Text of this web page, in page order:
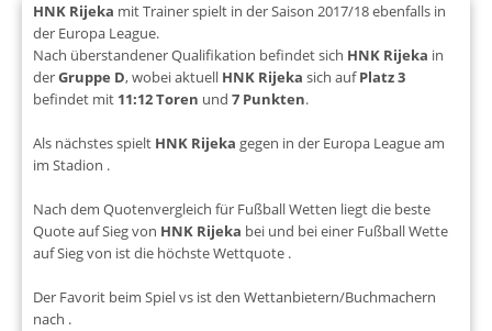
HNK Rijeka mit Trainerspielt in der Saison 2017/18 ebenfalls in
der Europa League.
Nach überstandener Qualifikation befindet sich HNK Rijeka in
derGruppe D, wobei aktuell HNK Rijeka sich aufPlatz 3
befindet mit 11:12 Toren und 7 Punkten.
Als nächstes spielt HNK Rijeka gegen in der Europa League am
im Stadion .
Nach dem Quotenvergleich für Fußball Wetten liegt die beste
Quote auf Sieg von HNK Rijeka bei und bei einer Fußball Wette
auf Sieg von ist die höchste Wettquote .
Der Favorit beim Spielvs ist den Wettanbietern/Buchmachern
nach .